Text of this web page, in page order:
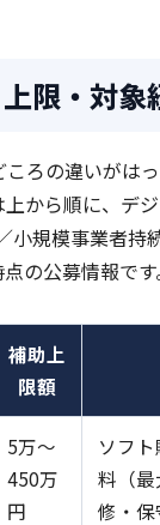
限・対象
ろの違いがは
から順に、デ
規模事業者
の公募情報です
補助上
限額
5万〜
450万
円
ソフ
料（
修・保